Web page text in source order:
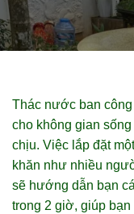
Thác nước ban
cho không gian
chịu. Việc lắp đặt
khăn như nhiều
sẽ hướng dẫn bạn
trong 2 giờ, giúp